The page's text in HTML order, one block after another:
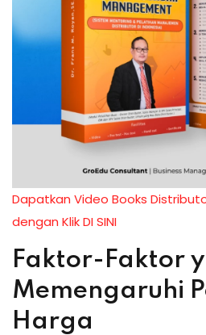
Dapatkan Video Books
dengan Klik DI SINI
Faktor-Faktor
Memengaruhi
Harga